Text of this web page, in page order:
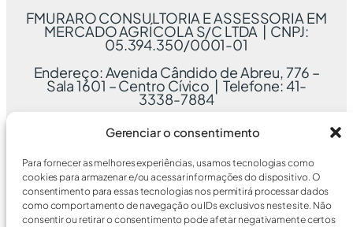
Gerenciar o consentimento
Para fornecer as melhores experiências, usamos tecnologias como
cookies para armazenar e/ou acessar informações do dispositivo. O
consentimento para essas tecnologias nos permitirá processar dados
como comportamento de navegação ou IDs exclusivos neste site. Não
consentir ou retirar o consentimento pode afetar negativamente certos
FMURARO CONSULTORIA E ASSESSORIA EM
MERCADO AGRÍCOLA S/C LTDA | CNPJ:
05.394.350/0001-01
Endereço: Avenida Cândido de Abreu, 776 –
Sala 1601 – Centro Cívico | Telefone: 41-
3338-7884